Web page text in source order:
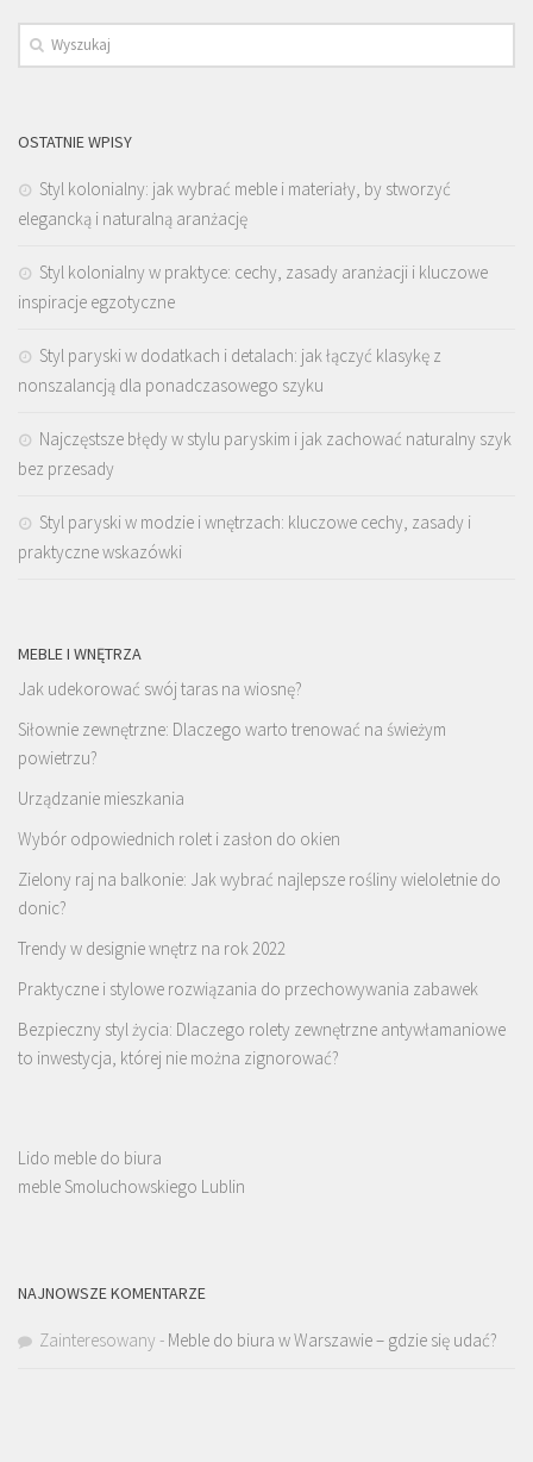
OSTATNIE WPISY
Styl kolonialny: jak wybrać meble i materiały, by stworzyć
elegancką i naturalną aranżację
Styl kolonialny w praktyce: cechy, zasady aranżacji i kluczowe
inspiracje egzotyczne
Styl paryski w dodatkach i detalach: jak łączyć klasykę z
nonszalancją dla ponadczasowego szyku
Najczęstsze błędy w stylu paryskim i jak zachować naturalny szyk
bez przesady
Styl paryski w modzie i wnętrzach: kluczowe cechy, zasady i
praktyczne wskazówki
MEBLE I WNĘTRZA
Jak udekorować swój taras na wiosnę?
Siłownie zewnętrzne: Dlaczego warto trenować na świeżym
powietrzu?
Urządzanie mieszkania
Wybór odpowiednich rolet i zasłon do okien
Zielony raj na balkonie: Jak wybrać najlepsze rośliny wieloletnie do
donic?
Trendy w designie wnętrz na rok 2022
Praktyczne i stylowe rozwiązania do przechowywania zabawek
Bezpieczny styl życia: Dlaczego rolety zewnętrzne antywłamaniowe
to inwestycja, której nie można zignorować?
Lido meble do biura
meble Smoluchowskiego Lublin
NAJNOWSZE KOMENTARZE
Zainteresowany - Meble do biura w Warszawie – gdzie się udać?